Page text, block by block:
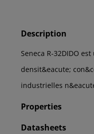
Description
Seneca R-32DIDO
densit&eacute;
industrielles
Properties
Datasheets